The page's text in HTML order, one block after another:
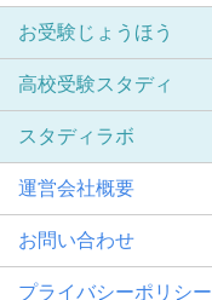
お受験じょうほう
高校受験スタディ
スタディラボ
運営会社概要
お問い合わせ
プライバシーポリシー